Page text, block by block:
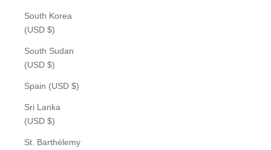
South Korea
(USD $)
South Sudan
(USD $)
Spain (USD $)
Sri Lanka
(USD $)
St. Barthélemy